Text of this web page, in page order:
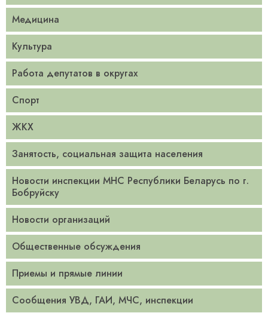
Медицина
Культура
Работа депутатов в округах
Спорт
ЖКХ
Занятость, социальная защита населения
Новости инспекции МНС Республики Беларусь по г.
Бобруйску
Новости организаций
Общественные обсуждения
Приемы и прямые линии
Сообщения УВД, ГАИ, МЧС, инспекции